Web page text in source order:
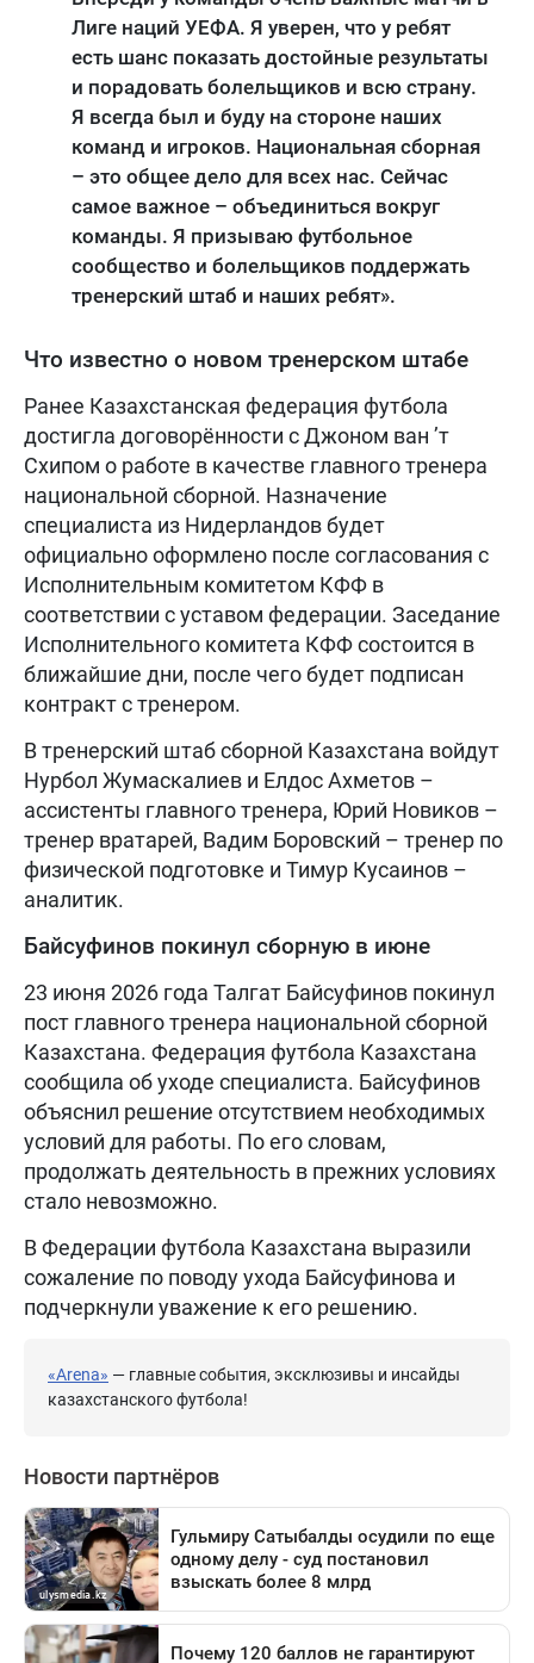
Лиге наций УЕФА. Я уверен, что у ребят
есть шанс показать достойные результаты
и порадовать болельщиков и всю страну.
Я всегда был и буду на стороне наших
команд и игроков. Национальная сборная
– это общее дело для всех нас. Сейчас
самое важное – объединиться вокруг
команды. Я призываю футбольное
сообщество и болельщиков поддержать
тренерский штаб и наших ребят».
Что известно о новом тренерском штабе
Ранее Казахстанская федерация футбола
достигла договорённости с Джоном ван ’т
Схипом о работе в качестве главного тренера
национальной сборной. Назначение
специалиста из Нидерландов будет
официально оформлено после согласования с
Исполнительным комитетом КФФ в
соответствии с уставом федерации. Заседание
Исполнительного комитета КФФ состоится в
ближайшие дни, после чего будет подписан
контракт с тренером.
В тренерский штаб сборной Казахстана войдут
Нурбол Жумаскалиев и Елдос Ахметов –
ассистенты главного тренера, Юрий Новиков –
тренер вратарей, Вадим Боровский – тренер по
физической подготовке и Тимур Кусаинов –
аналитик.
Байсуфинов покинул сборную в июне
23 июня 2026 года Талгат Байсуфинов покинул
пост главного тренера национальной сборной
Казахстана. Федерация футбола Казахстана
сообщила об уходе специалиста. Байсуфинов
объяснил решение отсутствием необходимых
условий для работы. По его словам,
продолжать деятельность в прежних условиях
стало невозможно.
В Федерации футбола Казахстана выразили
сожаление по поводу ухода Байсуфинова и
подчеркнули уважение к его решению.
«Arena» — главные события, эксклюзивы и инсайды
казахстанского футбола!